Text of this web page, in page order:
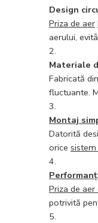
Design
Priza de aer
aerului,
Materiale
Fabricată
fluctuante.
Montaj
Datorită
orice
Priza de aer
potrivită